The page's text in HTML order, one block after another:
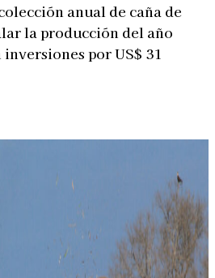
anual de caña de
la producción del año
por US$ 31